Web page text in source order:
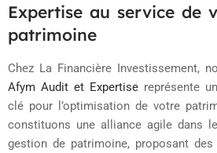
Expertise au service de
patrimoine
Chez La Financière Investissement,
Afym Audit et Expertise représente
clé pour l’optimisation de votre
constituons une alliance agile dans
gestion de patrimoine, proposant